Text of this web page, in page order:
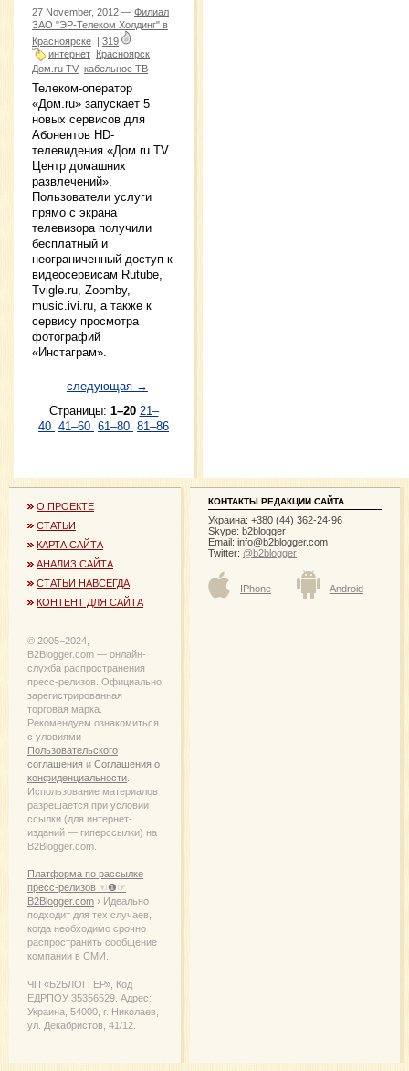
27 November, 2012 — Филиал
ЗАО "ЭР-Телеком Холдинг" в
Красноярске | 319
интернет Красноярск
Дом.ru TV кабельное ТВ
Телеком-оператор
«Дом.ru» запускает 5
новых сервисов для
Абонентов HD-
телевидения «Дом.ru TV.
Центр домашних
развлечений».
Пользователи услуги
прямо с экрана
телевизора получили
бесплатный и
неограниченный доступ к
видеосервисам Rutube,
Tvigle.ru, Zoomby,
music.ivi.ru, а также к
сервису просмотра
фотографий
«Инстаграм».
следующая →
Страницы: 1–20 21–
40 41–60 61–80 81–86
О ПРОЕКТЕ
СТАТЬИ
КАРТА САЙТА
АНАЛИЗ САЙТА
СТАТЬИ НАВСЕГДА
КОНТЕНТ ДЛЯ САЙТА
© 2005−2024,
B2Blogger.com — онлайн-
служба распространения
пресс-релизов. Официально
зарегистрированная
торговая марка.
Рекомендуем ознакомиться
с уловиями
Пользовательского
соглашения и Соглашения о
конфиденциальности
Использование материалов
разрешается при условии
ссылки (для интернет-
изданий — гиперссылки) на
B2Blogger.com.
Платформа по рассылке
пресс-релизов ☜❶☞
B2Blogger.com › Идеально
подходит для тех случаев,
когда необходимо срочно
распространить сообщение
компании в СМИ.
ЧП «Б2БЛОГГЕР», Код
ЕДРПОУ 35356529. Адрес:
Украина, 54000, г. Николаев,
ул. Декабристов, 41/12.
КОНТАКТЫ РЕДАКЦИИ САЙТА
Украина: +380 (44) 362-24-96
Skype: b2blogger
Email: info@b2blogger.com
Twitter: @b2blogger
IPhone Android